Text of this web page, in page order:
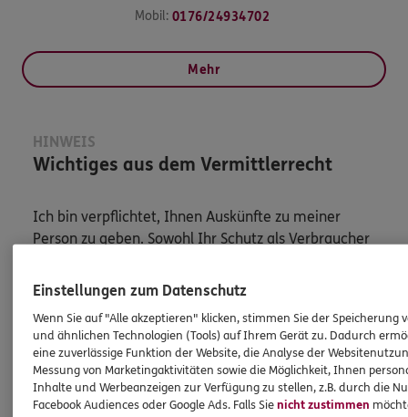
Mobil: 0176/24934702
Mehr
HINWEIS
Wichtiges aus dem Vermittlerrecht
Ich bin verpflichtet, Ihnen Auskünfte zu meiner
Person zu geben. Sowohl Ihr Schutz als Verbraucher
dazu an. Ich biete Beratung an, für die
Versicherungsvermittlung erhalte ich Provision,
ferner sonstige Zuwendungen.
Mehr Informationen
Einstellungen zum Datenschutz
Wenn Sie auf "Alle akzeptieren" klicken, stimmen Sie der Speicherung
und ähnlichen Technologien (Tools) auf Ihrem Gerät zu. Dadurch
eine zuverlässige Funktion der Website, die Analyse der
Messung von Marketingaktivitäten sowie die Möglichkeit, Ihnen
Inhalte und Werbeanzeigen zur Verfügung zu stellen, z.B. durch die
Facebook Audiences oder Google Ads. Falls Sienicht zustimmen